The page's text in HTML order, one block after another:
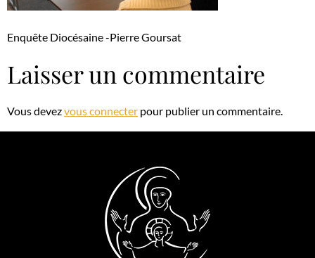
Enquête Diocésaine -Pierre Goursat
Laisser un commentaire
Vous devezvous connecter pour publier un commentaire.